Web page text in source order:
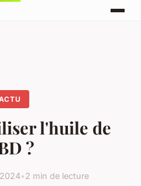
l'huile de
?
•2 min de lecture